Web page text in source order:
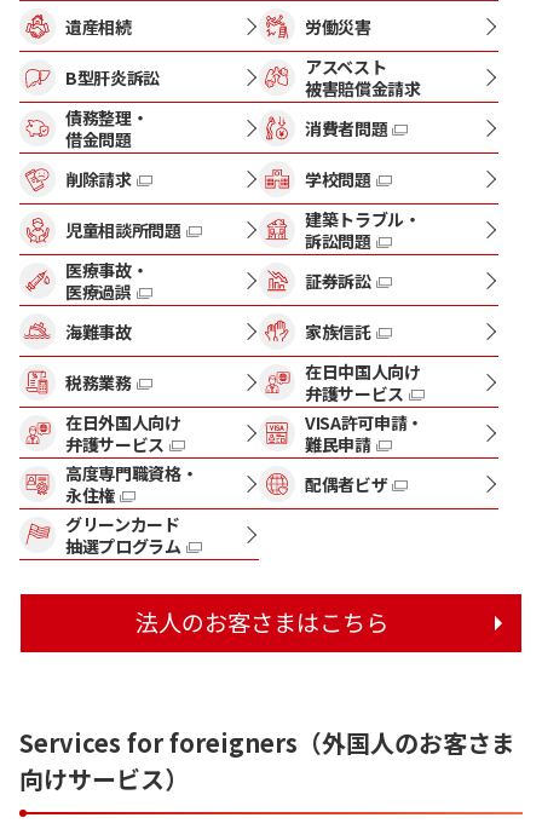
遺産相続 労働災害
B型肝炎訴訟
アスベスト
被害賠償金請求
債務整理・
借金問題
消費者問題
削除請求 学校問題
児童相談所問題
建築トラブル・
訴訟問題
医療事故・
医療過誤
証券訴訟
海難事故 家族信託
税務業務
在日中国人向け
弁護サービス
在日外国人向け
弁護サービス
VISA許可申請・
難民申請
高度専門職資格・
永住権
配偶者ビザ
グリーンカード
抽選プログラム
法人のお客さまはこちら
Services for foreigners（外国人のお客さま
向けサービス）